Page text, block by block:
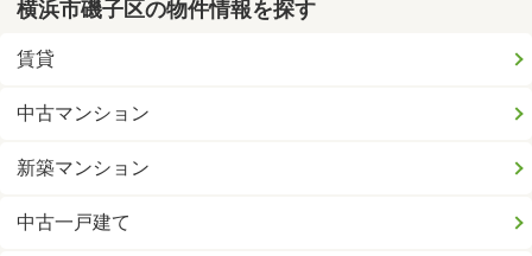
横浜市磯子区の物件情報を探す
賃貸
中古マンション
新築マンション
中古一戸建て